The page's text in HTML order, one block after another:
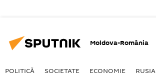
Moldova-România
POLITICĂ SOCIETATE ECONOMIE RUSIA